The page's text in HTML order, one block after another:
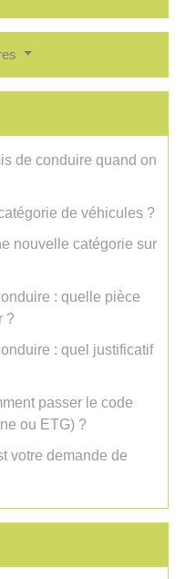
de conduire quand on
de véhicules ?
nouvelle catégorie sur
: quelle pièce
?
: quel justificatif
passer le code
ou ETG) ?
votre demande de